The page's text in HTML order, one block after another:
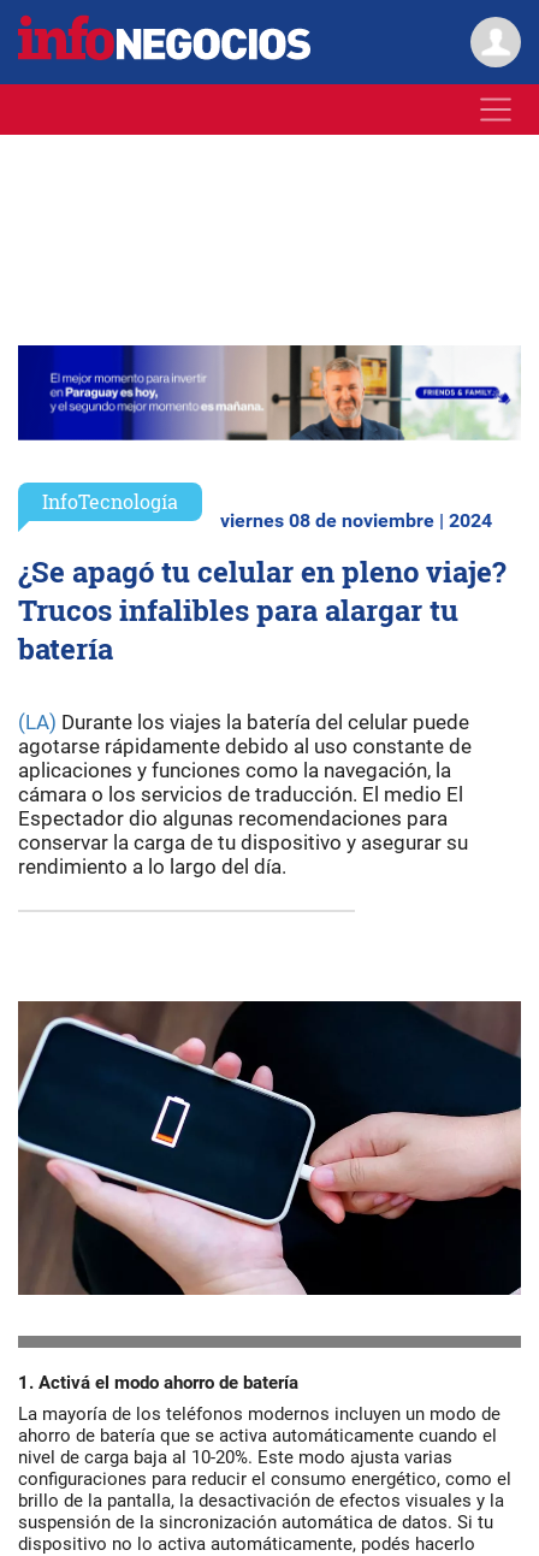
InfoTecnología
viernes 08 de noviembre | 2024
¿Se apagó tu celular en pleno viaje?
Trucos infalibles para alargar tu
batería
(LA) Durante los viajes la batería del celular puede
agotarse rápidamente debido al uso constante de
aplicaciones y funciones como la navegación, la
cámara o los servicios de traducción. El medio El
Espectador dio algunas recomendaciones para
conservar la carga de tu dispositivo y asegurar su
rendimiento a lo largo del día.
1. Activá el modo ahorro de batería
La mayoría de los teléfonos modernos incluyen un modo de
ahorro de batería que se activa automáticamente cuando el
nivel de carga baja al 10-20%. Este modo ajusta varias
configuraciones para reducir el consumo energético, como el
brillo de la pantalla, la desactivación de efectos visuales y la
suspensión de la sincronización automática de datos. Si tu
dispositivo no lo activa automáticamente, podés hacerlo